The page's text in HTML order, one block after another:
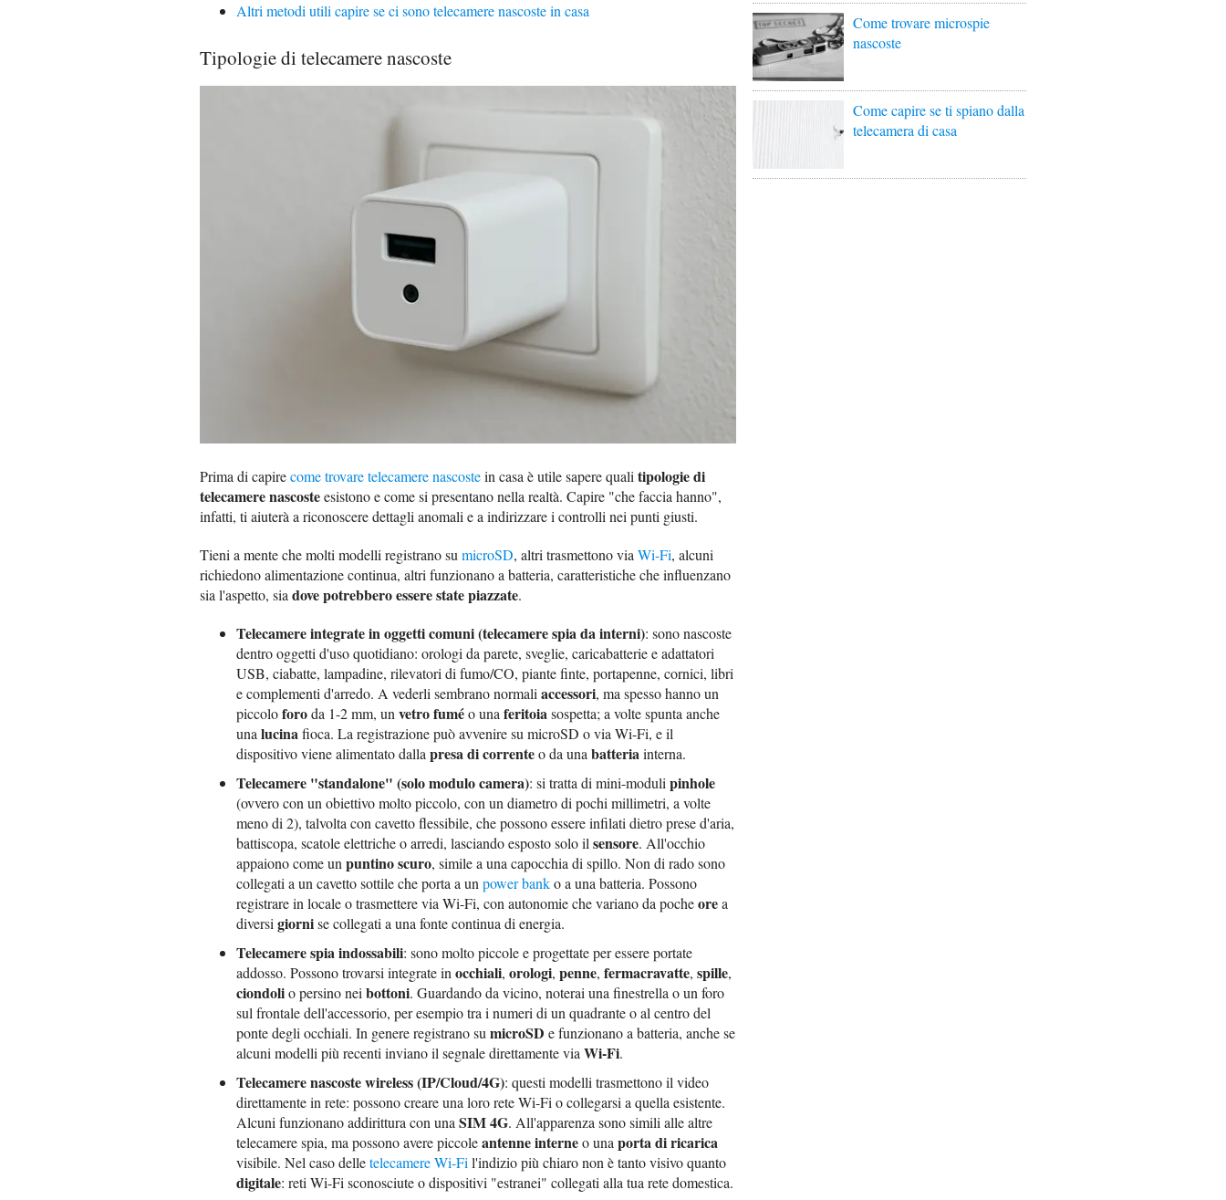
Altri metodi utili capire se ci sono telecamere nascoste in casa
Tipologie di telecamere nascoste
Prima di capirecome trovare telecamere nascostein casa è utile sapere qualitipologie di
telecamere nascosteesistono e come si presentano nella realtà. Capire "che faccia hanno",
infatti, ti aiuterà a riconoscere dettagli anomali e a indirizzare i controlli nei punti giusti.
Tieni a mente che molti modelli registrano sumicroSD, altri trasmettono viaWi-Fi, alcuni
richiedono alimentazione continua, altri funzionano a batteria, caratteristiche che influenzano
sia l'aspetto, siadove potrebbero essere state piazzate.
Telecamere integrate in oggetti comuni (telecamere spia da interni): sono nascoste
dentro oggetti d'uso quotidiano: orologi da parete, sveglie, caricabatterie e adattatori
USB, ciabatte, lampadine, rilevatori di fumo/CO, piante finte, portapenne, cornici, libri
e complementi d'arredo. A vederli sembrano normaliaccessori, ma spesso hanno un
piccoloforoda 1-2 mm, unvetro fuméo unaferitoiasospetta; a volte spunta anche
unalucinafioca. La registrazione può avvenire su microSD o via Wi-Fi, e il
dispositivo viene alimentato dallapresa di correnteo da unabatteriainterna.
Telecamere "standalone" (solo modulo camera): si tratta di mini-modulipinhole
(ovvero con un obiettivo molto piccolo, con un diametro di pochi millimetri, a volte
meno di 2), talvolta con cavetto flessibile, che possono essere infilati dietro prese d'aria,
battiscopa, scatole elettriche o arredi, lasciando esposto solo ilsensore. All'occhio
appaiono come unpuntino scuro, simile a una capocchia di spillo. Non di rado sono
collegati a un cavetto sottile che porta a unpower banko a una batteria. Possono
registrare in locale o trasmettere via Wi-Fi, con autonomie che variano da pocheorea
diversigiornise collegati a una fonte continua di energia.
Telecamere spia indossabili: sono molto piccole e progettate per essere portate
addosso. Possono trovarsi integrate inocchiali, orologi, penne, fermacravatte, spille,
ciondolio persino neibottoni. Guardando da vicino, noterai una finestrella o un foro
sul frontale dell'accessorio, per esempio tra i numeri di un quadrante o al centro del
ponte degli occhiali. In genere registrano sumicroSD e funzionano a batteria, anche se
alcuni modelli più recenti inviano il segnale direttamente viaWi-Fi.
Telecamere nascoste wireless (IP/Cloud/4G): questi modelli trasmettono il video
direttamente in rete: possono creare una loro rete Wi-Fi o collegarsi a quella esistente.
Alcuni funzionano addirittura con unaSIM 4G. All'apparenza sono simili alle altre
telecamere spia, ma possono avere piccoleantenne interneo unaporta di ricarica
visibile. Nel caso delletelecamere Wi-Fil'indizio più chiaro non è tanto visivo quanto
digitale: reti Wi-Fi sconosciute o dispositivi "estranei" collegati alla tua rete domestica.
Come trovare microspie
nascoste
Come capire se ti spiano dalla
telecamera di casa